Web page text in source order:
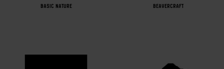
BASIC NATURE BEAVERCRAFT